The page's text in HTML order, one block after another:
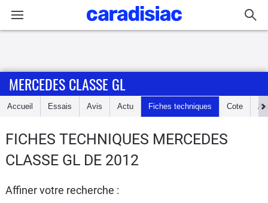
Accueil
Essais
d'achat
MERCEDES CLASSE GL
Accueil Essais Avis Actu Fiches techniques Cote
FICHES TECHNIQUES MERCEDES
CLASSE GL DE 2012
Affiner votre recherche :